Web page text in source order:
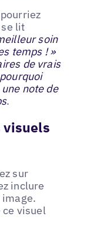
lit
soin
temps ! »
de vrais
note de
.
visuels
sur
inclure
image.
ce visuel